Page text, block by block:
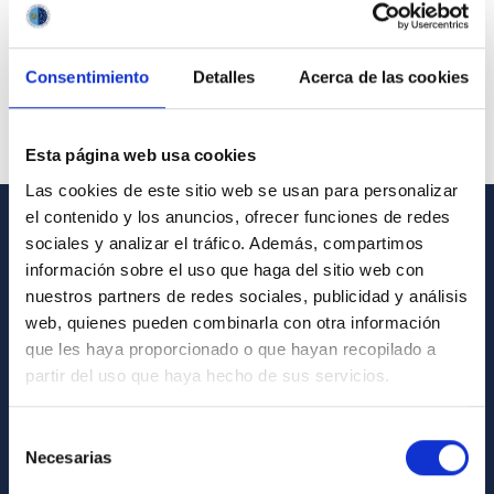
Consentimiento Detalles Acerca de las cookies
Esta página web usa cookies
Las cookies de este sitio web se usan para personalizar
el contenido y los anuncios, ofrecer funciones de redes
sociales y analizar el tráfico. Además, compartimos
información sobre el uso que haga del sitio web con
nuestros partners de redes sociales, publicidad y análisis
web, quienes pueden combinarla con otra información
que les haya proporcionado o que hayan recopilado a
partir del uso que haya hecho de sus servicios.
Necesarias
GENERAL INFORMATION
Contact
How to get to the IAC
List of personnel
Library
General register